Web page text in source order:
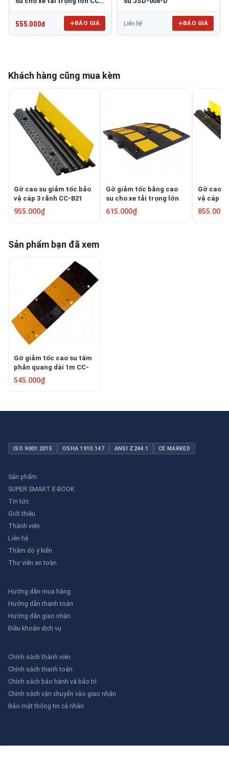
555.000đ BÁO GIÁ Liên hệ BÁO GIÁ
Khách hàng cũng mua kèm
Gờ cao su giảm tốc bảo
vệ cáp 3 rãnh CC-B21
955.000₫
Gờ giảm tốc bằng cao
su cho xe tải trọng lớn
CC-B07
615.000₫
Gờ cao
vệ cáp 2
855.000₫
Sản phẩm bạn đã xem
Gờ giảm tốc cao su tấm
phản quang dài 1m CC-
B01-3
545.000₫
ISO 9001:2015 OSHA 1910.147 ANSI Z244.1 CE MARKED
Sản phẩm
SUPER SMART E-BOOK
Tin tức
Giới thiệu
Thành viên
Liên hệ
Thăm dò ý kiến
Thư viên an toàn
Hướng dẫn mua hàng
Hướng dẫn thanh toán
Hướng dẫn giao nhận
Điều khoản dịch vụ
Chính sách thành viên
Chính sách thanh toán
Chính sách bảo hành và bảo trì
Chính sách vận chuyển vào giao nhận
Bảo mật thông tin cá nhân